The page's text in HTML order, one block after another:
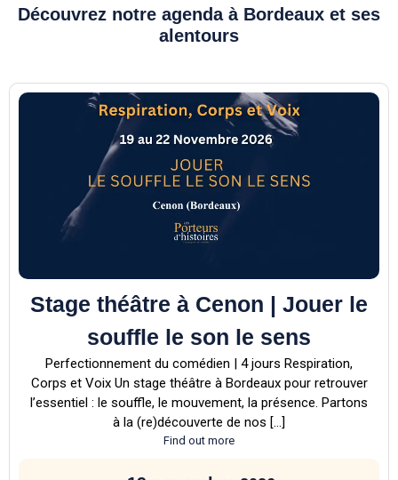
Découvrez notre agenda à Bordeaux et ses
alentours
Stage théâtre à Cenon | Jouer le
souffle le son le sens
Perfectionnement du comédien | 4 jours Respiration,
Corps et Voix Un stage théâtre à Bordeaux pour retrouver
l’essentiel : le souffle, le mouvement, la présence. Partons
à la (re)découverte de nos […]
Find out more